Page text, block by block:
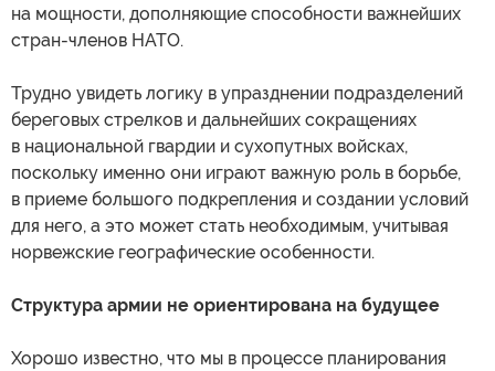
на мощности, дополняющие способности важнейших
стран-членов НАТО.
Трудно увидеть логику в упразднении подразделений
береговых стрелков и дальнейших сокращениях
в национальной гвардии и сухопутных войсках,
поскольку именно они играют важную роль в борьбе,
в приеме большого подкрепления и создании условий
для него, а это может стать необходимым, учитывая
норвежские географические особенности.
Структура армии не ориентирована на будущее
Хорошо известно, что мы в процессе планирования